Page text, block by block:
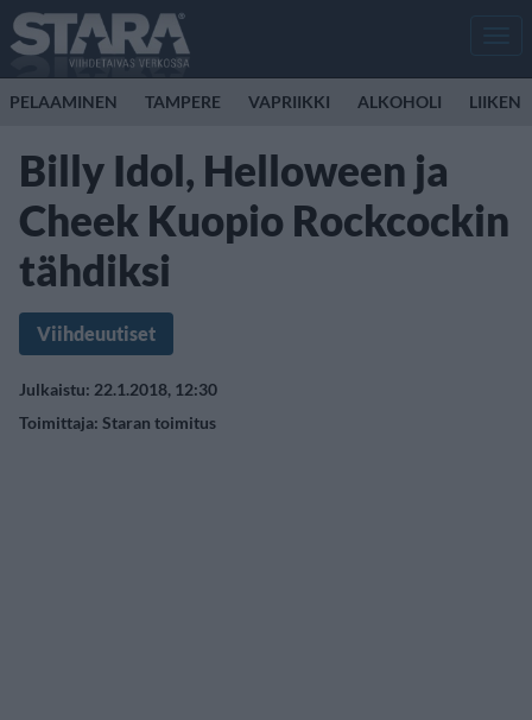
PELAAMINEN TAMPERE VAPRIIKKI ALKOHOLI
Billy Idol, Helloween ja
Cheek Kuopio Rockcockin
tähdiksi
Viihdeuutiset
Julkaistu: 22.1.2018, 12:30
Toimittaja: Staran toimitus